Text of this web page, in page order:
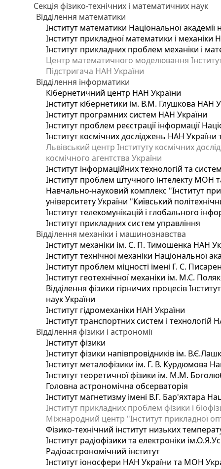
Секція фізико-технічних і математичних наук
Відділення математики
Інститут математики Національної академії
Інститут прикладної математики і механіки
Інститут прикладних проблем механіки і
Центр математичного моделювання
Підстригача НАН України
Відділення інформатики
Кібернетичний центр НАН України
Інститут кібернетики ім. В.М. Глушкова НАН
Інститут програмних систем НАН України
Інститут проблем реєстрації інформації
Інститут космічних досліджень НАН України
Львівський центр Інституту космічних
космічного агентства України
Інститут інформаційних технологій та
Інститут проблем штучного інтелекту МОН
Навчально-науковий комплекс "Інститут
університету України "Київський
Інститут телекомунікацій і глобального
Інститут прикладних систем управління
Відділення механіки і машинознавства
Інститут механіки ім. С. П. Тимошенка НАН
Інститут технічної механіки Національної
Інститут проблем міцності імені Г. С.
Інститут геотехнічної механіки ім. М.С.
Відділення фізики гірничих процесів
наук України
Інститут гідромеханіки НАН України
Інститут транспортних систем і технологій
Відділення фізики і астрономії
Інститут фізики
Інститут фізики напівпровідників ім.
Інститут металофізики ім. Г. В. Курдюмова
Інститут теоретичної фізики ім. М.М.
Головна астрономічна обсерваторія
Інститут магнетизму імені В.Г. Бар'яхтара
Інститут прикладних проблем фізики і
Міжнародний центр "Інститут прикладної
Фізико-технічний інститут низьких
Інститут радіофізики та електроніки
Радіоастрономічний інститут
Інститут іоносфери НАН України та МОН